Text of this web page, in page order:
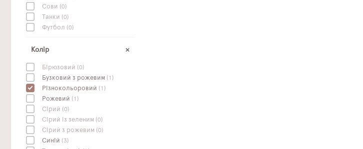
Сови (0)
Танки (0)
Футбол (0)
Колір
Бірюзовий (0)
Бузковий з рожевим (1)
Різнокольоровий (1)
Рожевий (1)
Сірий (0)
Сірий із зеленим (0)
Сірий з рожевим (0)
Синій (3)